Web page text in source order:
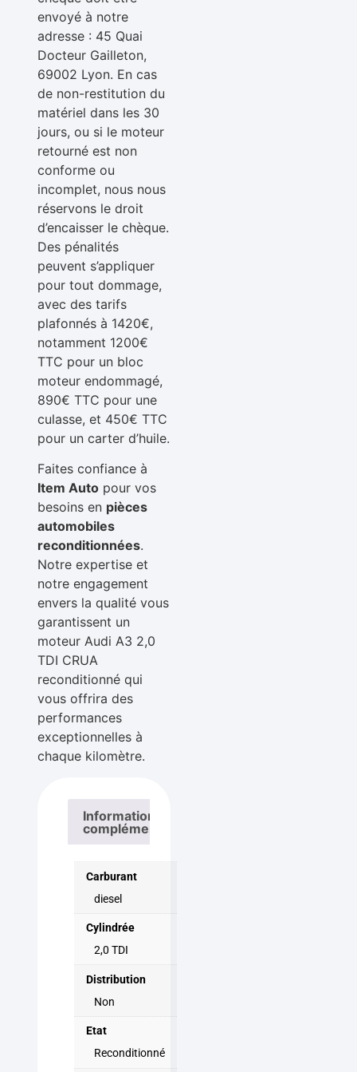
envoyé à notre
adresse : 45 Quai
Docteur Gailleton,
69002 Lyon. En cas
de non-restitution du
matériel dans les 30
jours, ou si le moteur
retourné est non
conforme ou
incomplet, nous nous
réservons le droit
d’encaisser le chèque.
Des pénalités
peuvent s’appliquer
pour tout dommage,
avec des tarifs
plafonnés à 1420€,
notamment 1200€
TTC pour un bloc
moteur endommagé,
890€ TTC pour une
culasse, et 450€ TTC
pour un carter d’huile.
Faites confiance à
Item Autopour vos
besoins en pièces
automobiles
reconditionnées.
Notre expertise et
notre engagement
envers la qualité vous
garantissent un
moteur Audi A3 2,0
TDI CRUA
reconditionné qui
vous offrira des
performances
exceptionnelles à
chaque kilomètre.
Informations
complémentaires
Carburant
diesel
Cylindrée
2,0 TDI
Distribution
Non
Etat
Reconditionné